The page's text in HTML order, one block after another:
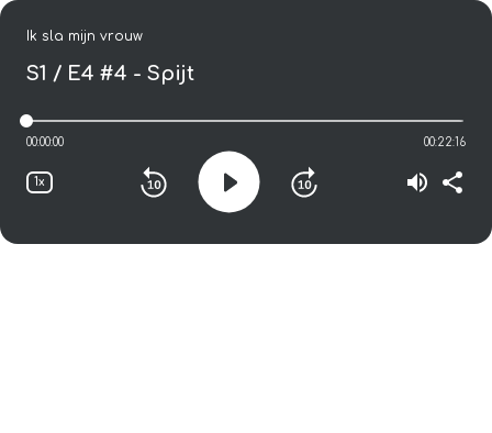
Ik sla mijn vrouw
S1 / E4 #4 - Spijt
00:00:00 00:22:16
1x